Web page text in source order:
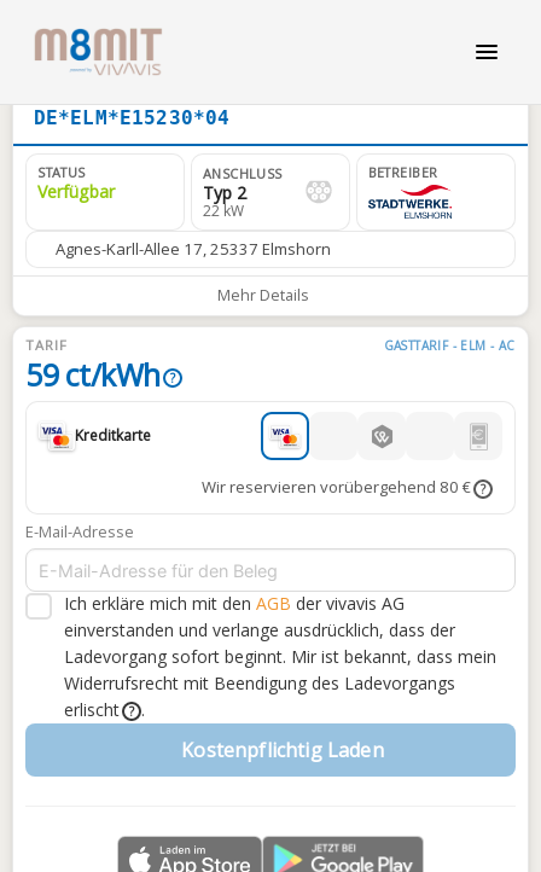
DE*ELM*E15230*04
STATUS
Verfügbar
ANSCHLUSS
Typ 2
22 kW
BETREIBER
Agnes-Karll-Allee 17, 25337 Elmshorn
Mehr Details
TARIF GASTTARIF - ELM - AC
59 ct/kWh ?
Kreditkarte
Wir reservieren vorübergehend 80 € ?
E-Mail-Adresse
Ich erkläre mich mit den AGB der vivavis AG
einverstanden und verlange ausdrücklich, dass der
Ladevorgang sofort beginnt. Mir ist bekannt, dass mein
Widerrufsrecht mit Beendigung des Ladevorgangs
erlischt
? .
Kostenpflichtig Laden